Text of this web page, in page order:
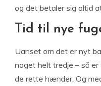
og det betaler sig altid
Tid til nye
Uanset om det er nyt
noget helt tredje – så
de rette hænder. Og